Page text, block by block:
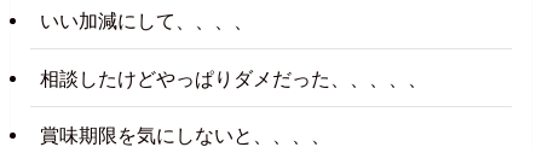
いい加減にして、、、、
相談したけどやっぱりダメだった、、、、、
賞味期限を気にしないと、、、、